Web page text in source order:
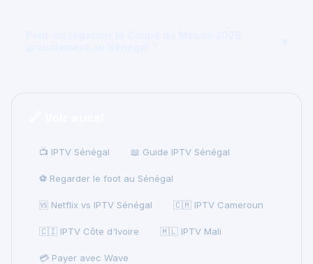
📺 IPTV Sénégal 📖 Guide IPTV Sénégal
⚽ Regarder le foot au Sénégal
🆚 Netflix vs IPTV Sénégal 🇨🇲 IPTV Cameroun
🇨🇮 IPTV Côte d'Ivoire 🇲🇱 IPTV Mali
💳 Payer avec Wave